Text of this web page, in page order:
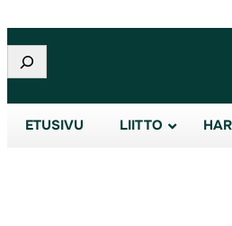
Etsi
ETUSIVU LIITTO